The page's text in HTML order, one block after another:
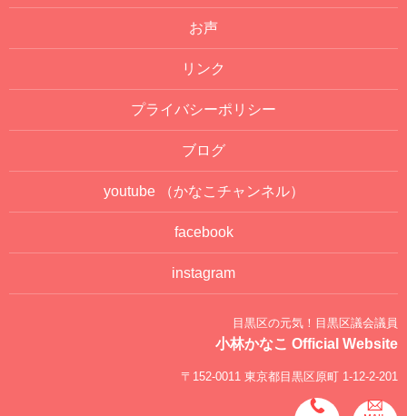
お声
リンク
プライバシーポリシー
ブログ
youtube （かなこチャンネル）
facebook
instagram
目黒区の元気！目黒区議会議員
小林かなこ Official Website
〒152-0011 東京都目黒区原町 1-12-2-201